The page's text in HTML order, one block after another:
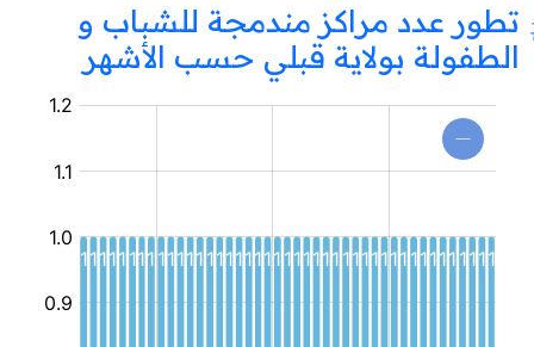
تطور عدد مراكز مندمجة للشباب و
الطفولة بولاية قبلي حسب الأشهر
مركز